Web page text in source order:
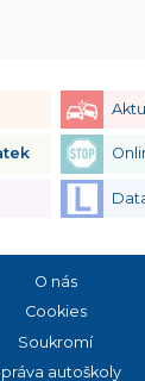
O nás
Cookies
Soukromí
autoškoly